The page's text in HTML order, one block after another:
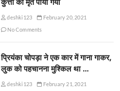
deshki123
February 20, 2021
No Comments
प्रियंका चोपड़ा ने एक कार में गाना गाकर,
लुक को पहचानना मुश्किल था …
deshki123
February 21, 2021